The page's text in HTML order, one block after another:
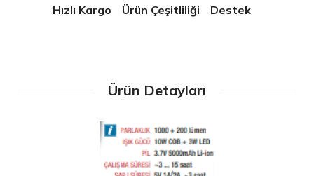
Hızlı Kargo Ürün Çeşitliliği Destek
Ürün Detayları